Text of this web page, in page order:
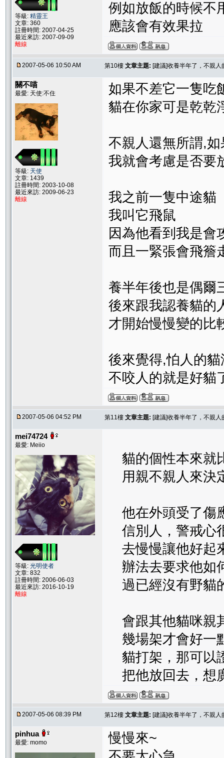
等級: 精靈王
文章: 360
註冊時間: 2007-04-25
最近來訪: 2007-09-09
離線
例如放飯的時候不
應該會有效果拉
2007-05-06 10:50 AM 第10樓 文章主題: [建議]收養半年了，不親
關不喵
最愛: 天使:不住
等級: 天使
文章: 1439
註冊時間: 2003-10-08
最近來訪: 2009-06-23
離線
如果不差它一隻吃
貓在你家可是乾乾
不親人還無所謂,
我就會考慮是否要
我之前一隻中途貓
我叫它飛鼠
因為他看到我是會
而且一緊張會飛簷
養半年後也是偶爾
後來跟我認養貓的
才開始慢慢變的比
後來覺得,怕人的貓
不咬人的就是好貓
2007-05-06 04:52 PM 第11樓 文章主題: [建議]收養半年了，不親
mei74724
最愛: Meiio
等級: 光明使者
文章: 832
註冊時間: 2006-06-03
最近來訪: 2016-10-19
離線
貓的個性本來就
用親不親人來決
他在外頭受了傷
信別人，警戒心
去慢慢讓他好起
辦法去要求他如
過已經沒有野貓
會跟其他貓咪親
幾場架才會好一
貓打架，那可以
把他放回去，想
2007-05-06 08:39 PM 第12樓 文章主題: [建議]收養半年了，不親
pinhua
最愛: momo
慢慢來~